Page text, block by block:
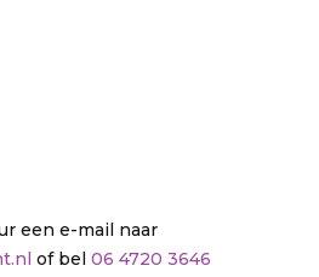
een e-mail naar
of bel 06 4720 3646